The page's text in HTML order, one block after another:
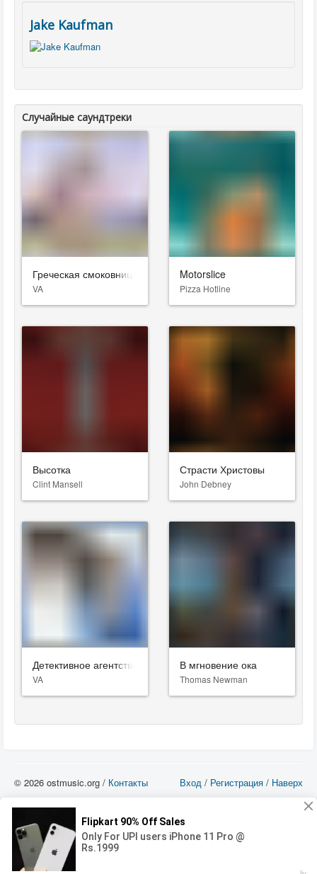
Jake Kaufman
Случайные саундтреки
Греческая смоковница
VA
Motorslice
Pizza Hotline
Высотка
Clint Mansell
Страсти Христовы
John Debney
Детективное агентство «Лунный свет»
VA
В мгновение ока
Thomas Newman
Вход / Регистрация / Наверх
© 2026 ostmusic.org / Контакты
можете использовать такие материалы только в том в случае, если
использование производится с ознакомительными целями - для прочих целей
вы должны приобрести лицензионную запись.